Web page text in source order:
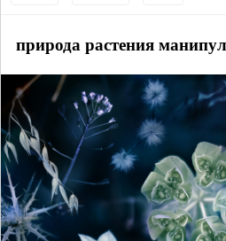
природа растения